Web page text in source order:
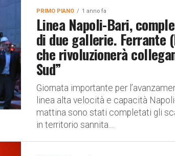
PRIMO PIANO 1 anno fa
Linea Napoli-Bari,
di due gallerie. Ferrante
che rivoluzionerà
Sud”
Giornata importante per
linea alta velocità e capacità
mattina sono stati completati gli
in territorio sannita....